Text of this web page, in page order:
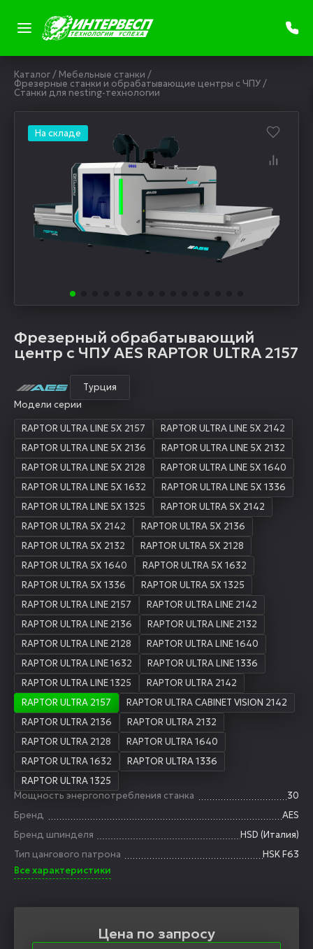
Каталог/ Мебельные станки /
Фрезерные станки и обрабатывающие центры с ЧПУ/
Станки для nesting-технологии
На складе
Фрезерный обрабатывающий
центр с ЧПУ AES RAPTOR ULTRA 2157
Турция
Модели серии
RAPTOR ULTRA LINE 5X 2157
RAPTOR ULTRA LINE 5X 2142
RAPTOR ULTRA LINE 5X 2136
RAPTOR ULTRA LINE 5X 2132
RAPTOR ULTRA LINE 5X 2128
RAPTOR ULTRA LINE 5X 1640
RAPTOR ULTRA LINE 5X 1632
RAPTOR ULTRA LINE 5X 1336
RAPTOR ULTRA LINE 5X 1325
RAPTOR ULTRA 5X 2142
RAPTOR ULTRA 5X 2142
RAPTOR ULTRA 5X 2136
RAPTOR ULTRA 5X 2132
RAPTOR ULTRA 5X 2128
RAPTOR ULTRA 5X 1640
RAPTOR ULTRA 5X 1632
RAPTOR ULTRA 5X 1336
RAPTOR ULTRA 5X 1325
RAPTOR ULTRA LINE 2157
RAPTOR ULTRA LINE 2142
RAPTOR ULTRA LINE 2136
RAPTOR ULTRA LINE 2132
RAPTOR ULTRA LINE 2128
RAPTOR ULTRA LINE 1640
RAPTOR ULTRA LINE 1632
RAPTOR ULTRA LINE 1336
RAPTOR ULTRA LINE 1325
RAPTOR ULTRA 2142
RAPTOR ULTRA 2157
RAPTOR ULTRA CABINET VISION 2142
RAPTOR ULTRA 2136
RAPTOR ULTRA 2132
RAPTOR ULTRA 2128
RAPTOR ULTRA 1640
RAPTOR ULTRA 1632
RAPTOR ULTRA 1336
RAPTOR ULTRA 1325
Мощность энергопотребления станка
30
Бренд
AES
Бренд шпинделя
HSD (Италия)
Тип цангового патрона
HSK F63
Все характеристики
Цена по запросу